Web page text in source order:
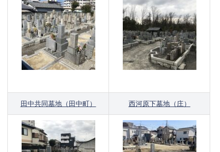
田中共同墓地（田中町） 西河原下墓地（庄）